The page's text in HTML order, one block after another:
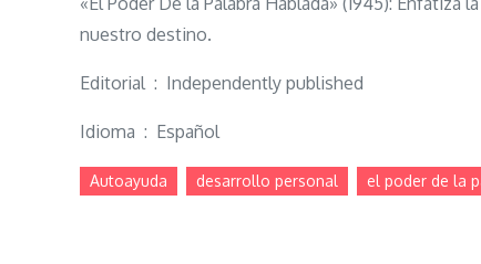
nuestro destino.
Editorial ‏ : ‎ Independently published
Idioma ‏ : ‎ Español
Autoayuda desarrollo personal el poder de la